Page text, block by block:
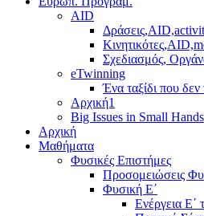
AID
Σχεδιασμός,
eTwinning
Ένα ταξίδι που δεν
Αρχική1
Big Issues in Small Hands
Αρχική
Μαθήματα
Φυσικές Επιστήμες
Προσομειώσεις
Φυσική Ε΄
Ενέργεια Ε΄